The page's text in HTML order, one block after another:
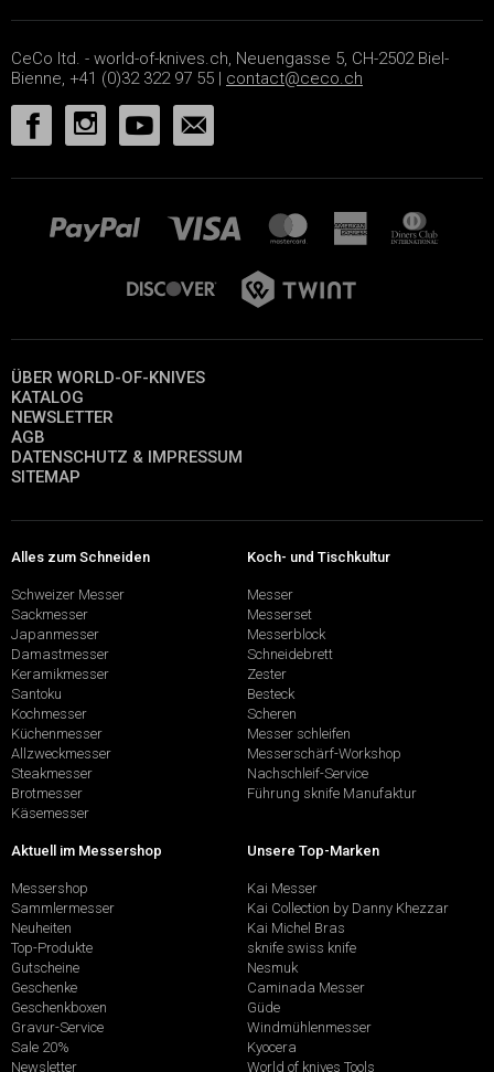
CeCo ltd. - world-of-knives.ch, Neuengasse 5, CH-2502 Biel-
Bienne, +41 (0)32 322 97 55 | contact@ceco.ch
ÜBER WORLD-OF-KNIVES
KATALOG
NEWSLETTER
AGB
DATENSCHUTZ & IMPRESSUM
SITEMAP
Alles zum Schneiden
Schweizer Messer
Sackmesser
Japanmesser
Damastmesser
Keramikmesser
Santoku
Kochmesser
Küchenmesser
Allzweckmesser
Steakmesser
Brotmesser
Käsemesser
Koch- und Tischkultur
Messer
Messerset
Messerblock
Schneidebrett
Zester
Besteck
Scheren
Messer schleifen
Messerschärf-Workshop
Nachschleif-Service
Führung sknife Manufaktur
Aktuell im Messershop
Messershop
Sammlermesser
Neuheiten
Top-Produkte
Gutscheine
Geschenke
Geschenkboxen
Gravur-Service
Sale 20%
Newsletter
Unsere Top-Marken
Kai Messer
Kai Collection by Danny Khezzar
Kai Michel Bras
sknife swiss knife
Nesmuk
Caminada Messer
Güde
Windmühlenmesser
Kyocera
World of knives Tools